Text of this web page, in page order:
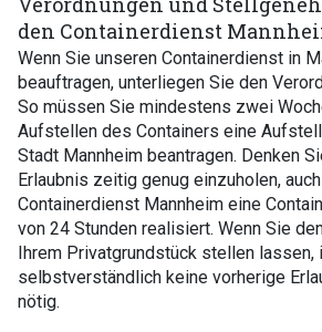
den Containerdienst
Wenn Sie unseren Containerdienst in
beauftragen, unterliegen Sie den
So müssen Sie mindestens zwei
Aufstellen des Containers eine
Stadt Mannheim beantragen. Denken
Erlaubnis zeitig genug einzuholen,
Containerdienst Mannheim eine
von 24 Stunden realisiert. Wenn Sie
Ihrem Privatgrundstück stellen lassen,
selbstverständlich keine vorherige
nötig.